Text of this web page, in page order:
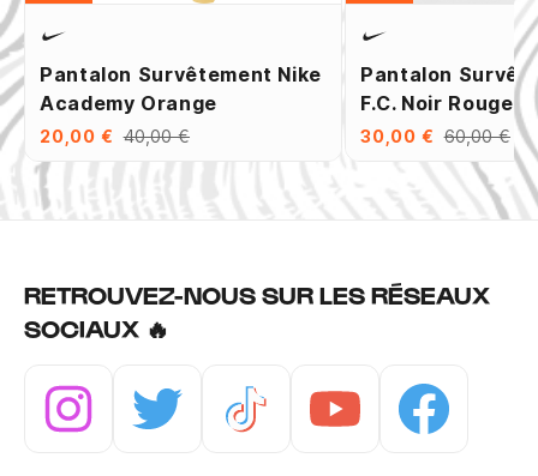
Pantalon Survêtement Nike
Academy Orange
20,00 € 40,00 €
Pantalon
F.C. Noir Rouge
30,00 € 60,00 €
RETROUVEZ-NOUS SUR LES RÉSEAUX
SOCIAUX 🔥